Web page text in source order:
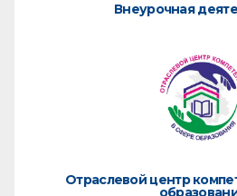
Внеурочная
Отраслевой центр